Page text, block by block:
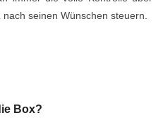
seinen Wünschen steuern.
Box?